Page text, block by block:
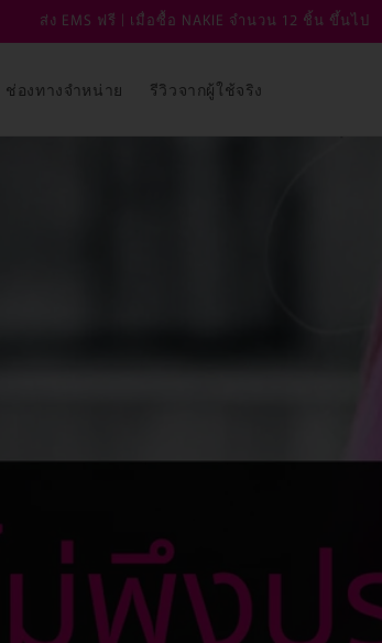
ส่ง EMS ฟรี | เมื่อซื้อ NAKIE จำนวน 12 ชิ้น ขึ้นไป
ช่องทางจำหน่าย รีวิวจากผู้ใช้จริง